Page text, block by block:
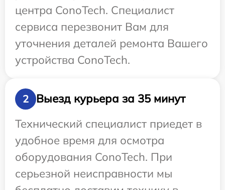
центра ConoTech. Специалист
сервиса перезвонит Вам для
уточнения деталей ремонта Вашего
устройства ConoTech.
2
Выезд курьера за 35 минут
Технический специалист приедет в
удобное время для осмотра
оборудования ConoTech. При
серьезной неисправности мы